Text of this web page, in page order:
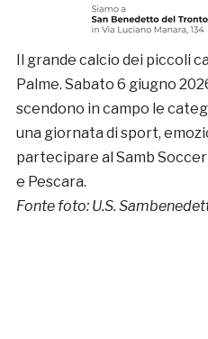
Il grande calcio dei piccoli
Palme. Sabato 6 giugno
scendono in campo le
una giornata di sport,
partecipare al Samb
e Pescara.
Fonte foto: U.S.